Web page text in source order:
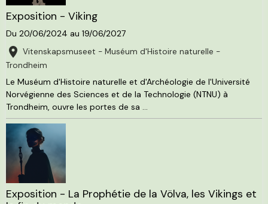
Exposition - Viking
Du 20/06/2024 au 19/06/2027
Vitenskapsmuseet - Muséum d'Histoire naturelle -
Trondheim
Le Muséum d'Histoire naturelle et d'Archéologie de l'Université
Norvégienne des Sciences et de la Technologie (NTNU) à
Trondheim, ouvre les portes de sa ...
Exposition - La Prophétie de la Völva, les Vikings et